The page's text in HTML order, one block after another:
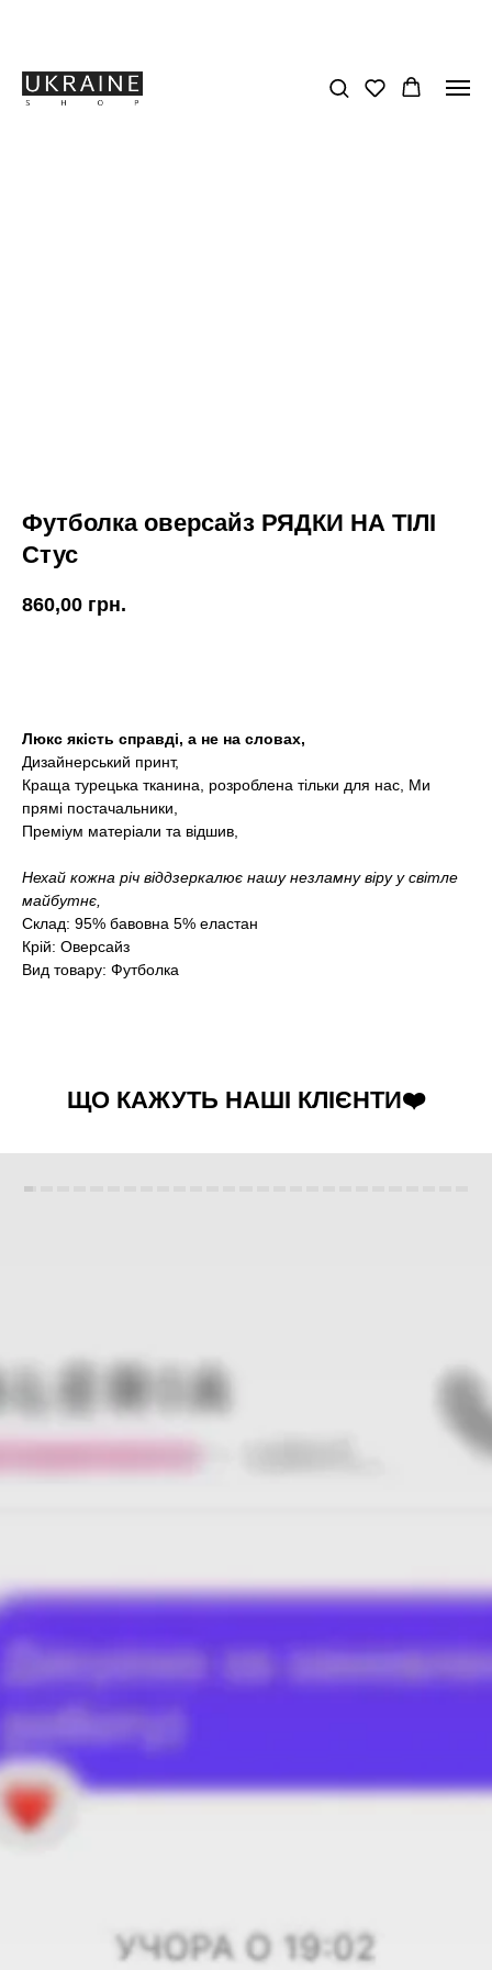
Футболка оверсайз РЯДКИ НА ТІЛІ
Стус
860,00 грн.
Люкс якість справді, а не на словах,
Дизайнерський принт,
Краща турецька тканина, розроблена тільки для нас, Ми
прямі постачальники,
Преміум матеріали та відшив,
Нехай кожна річ віддзеркалює нашу незламну віру у світле
майбутнє,
Склад: 95% бавовна 5% еластан
Крій: Оверсайз
Вид товару: Футболка
ЩО КАЖУТЬ НАШІ КЛІЄНТИ❤️